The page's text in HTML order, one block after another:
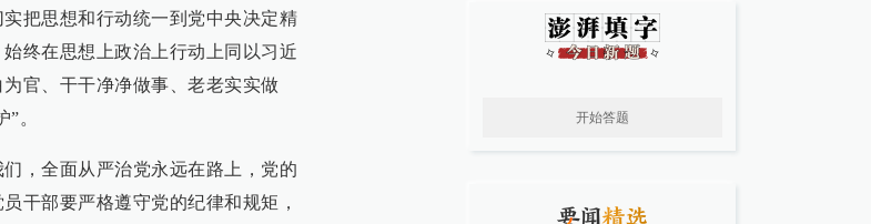
把思想和行动统一到党中央决定精
终在思想上政治上行动上同以习近
官、干干净净做事、老老实实做
。
，全面从严治党永远在路上，党的
干部要严格遵守党的纪律和规矩，
开始答题